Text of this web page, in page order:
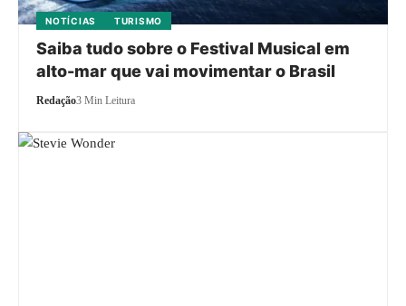
NOTÍCIAS TURISMO
Saiba tudo sobre o Festival Musical em
alto-mar que vai movimentar o Brasil
Redação3 Min Leitura